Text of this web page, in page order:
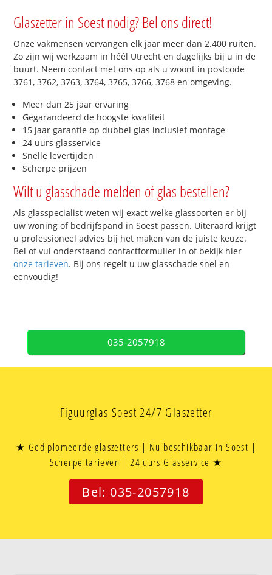
Glaszetter in Soest nodig? Bel ons direct!
Onze vakmensen vervangen elk jaar meer dan 2.400 ruiten.
Zo zijn wij werkzaam in héél Utrecht en dagelijks bij u in de
buurt. Neem contact met ons op als u woont in postcode
3761, 3762, 3763, 3764, 3765, 3766, 3768 en omgeving.
Meer dan 25 jaar ervaring
Gegarandeerd de hoogste kwaliteit
15 jaar garantie op dubbel glas inclusief montage
24 uurs glasservice
Snelle levertijden
Scherpe prijzen
Wilt u glasschade melden of glas bestellen?
Als glasspecialist weten wij exact welke glassoorten er bij
uw woning of bedrijfspand in Soest passen. Uiteraard krijgt
u professioneel advies bij het maken van de juiste keuze.
Bel of vul onderstaand contactformulier in of bekijk hier
onze tarieven. Bij ons regelt u uw glasschade snel en
eenvoudig!
035-2057918
Figuurglas Soest 24/7 Glaszetter
★ Gediplomeerde glaszetters | Nu beschikbaar in Soest |
Scherpe tarieven | 24 uurs Glasservice ★
Bel: 035-2057918